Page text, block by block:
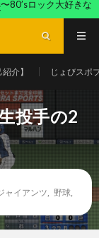
80’sロック大好きな
介】 じょびスポ
投手の2
ャイアンツ 野球